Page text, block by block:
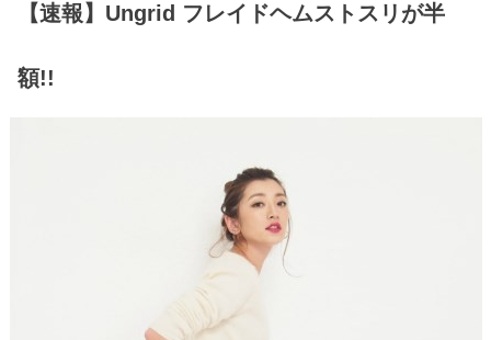
【速報】Ungrid フレイドヘムストスリが半
額!!